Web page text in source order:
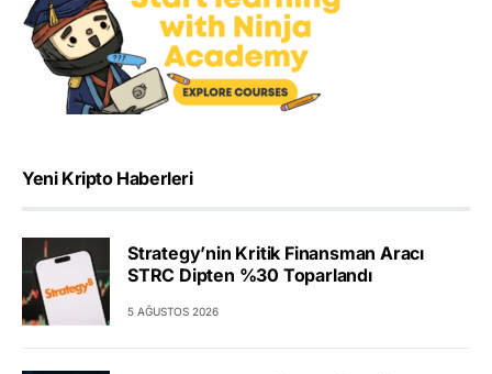
Yeni Kripto Haberleri
Strategy’nin Kritik Finansman Aracı
STRC Dipten %30 Toparlandı
5 AĞUSTOS 2026